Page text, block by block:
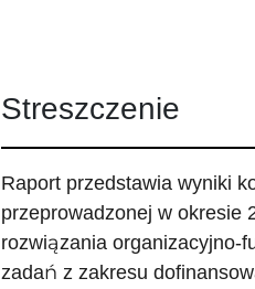
Streszczenie
Raport przedstawia wyniki
przeprowadzonej w okresie
rozwiązania organizacyjno-
zadań z zakresu